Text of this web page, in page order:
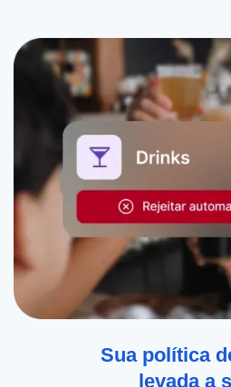
Sua política
levada a